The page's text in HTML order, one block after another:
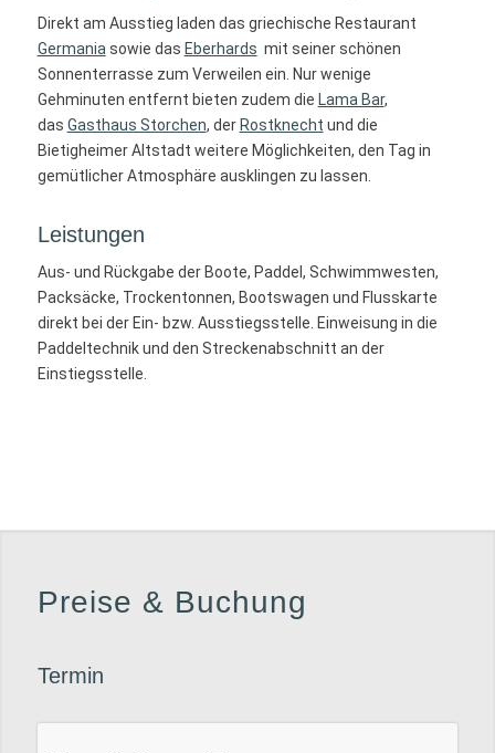
Direkt am Ausstieg laden das griechische Restaurant
Germania sowie das Eberhards mit seiner schönen
Sonnenterrasse zum Verweilen ein. Nur wenige
Gehminuten entfernt bieten zudem die Lama Bar,
das Gasthaus Storchen, der Rostknecht und die
Bietigheimer Altstadt weitere Möglichkeiten, den Tag in
gemütlicher Atmosphäre ausklingen zu lassen.
Leistungen
Aus- und Rückgabe der Boote, Paddel, Schwimmwesten,
Packsäcke, Trockentonnen, Bootswagen und Flusskarte
direkt bei der Ein- bzw. Ausstiegsstelle. Einweisung in die
Paddeltechnik und den Streckenabschnitt an der
Einstiegsstelle.
Preise & Buchung
Termin